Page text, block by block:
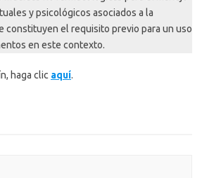
y psicológicos asociados a la
constituyen el requisito previo para un uso
en este contexto.
haga clic aquí.